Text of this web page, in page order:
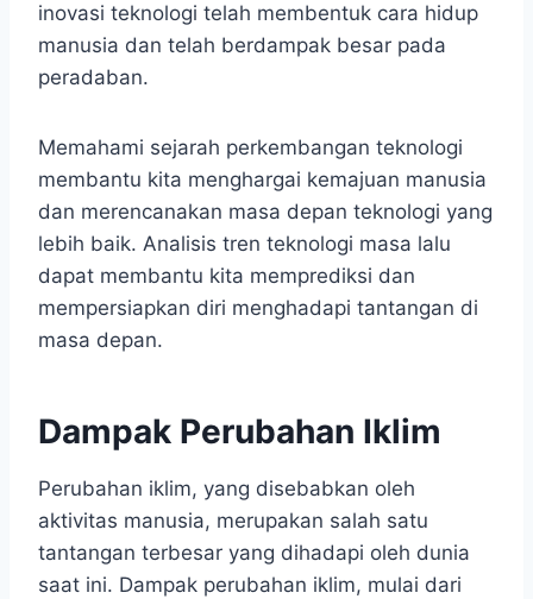
inovasi teknologi telah membentuk cara hidup
manusia dan telah berdampak besar pada
peradaban.
Memahami sejarah perkembangan teknologi
membantu kita menghargai kemajuan manusia
dan merencanakan masa depan teknologi yang
lebih baik. Analisis tren teknologi masa lalu
dapat membantu kita memprediksi dan
mempersiapkan diri menghadapi tantangan di
masa depan.
Dampak Perubahan Iklim
Perubahan iklim, yang disebabkan oleh
aktivitas manusia, merupakan salah satu
tantangan terbesar yang dihadapi oleh dunia
saat ini. Dampak perubahan iklim, mulai dari